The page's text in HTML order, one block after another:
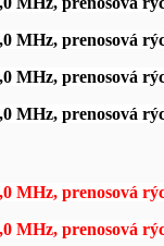
MHz, prenosová
MHz, prenosová
MHz, prenosová
MHz, prenosová
MHz, prenosová